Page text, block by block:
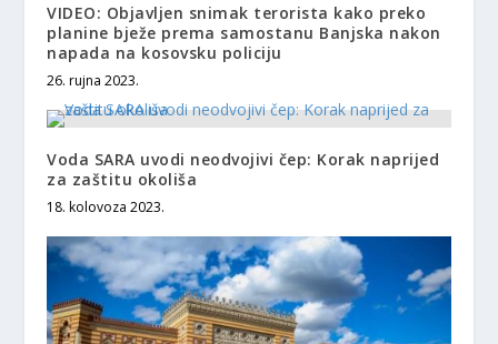
VIDEO: Objavljen snimak terorista kako preko
planine bježe prema samostanu Banjska nakon
napada na kosovsku policiju
26. rujna 2023.
Voda SARA uvodi neodvojivi čep: Korak naprijed
za zaštitu okoliša
18. kolovoza 2023.